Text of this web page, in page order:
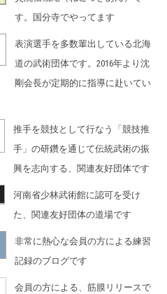
す。国分寺でやってます
表演選手を多数輩出している北海
道の武術団体です。2016年より沈
剛会長が定期的に指導に赴いてい
推手を競技として行なう「競技推
手」の研鑽を通じて伝統武術の振
興を志向する、関連友好団体です
河南省少林武術館に認可を受け
た、関連友好団体の道場です
非常に熱心な会員の方による練習
記録のブログです
会員の方による、筋膜リリースで